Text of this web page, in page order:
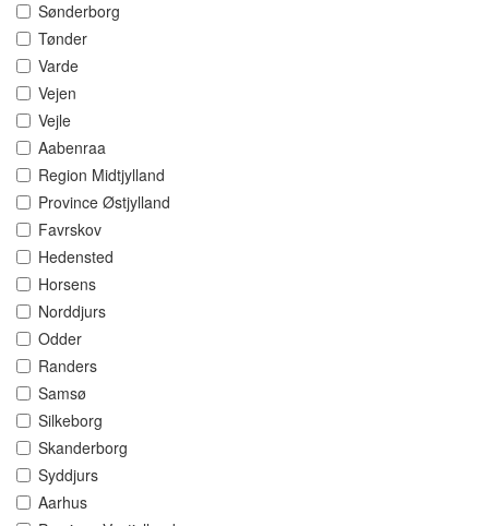
Sønderborg
Tønder
Varde
Vejen
Vejle
Aabenraa
Region Midtjylland
Province Østjylland
Favrskov
Hedensted
Horsens
Norddjurs
Odder
Randers
Samsø
Silkeborg
Skanderborg
Syddjurs
Aarhus